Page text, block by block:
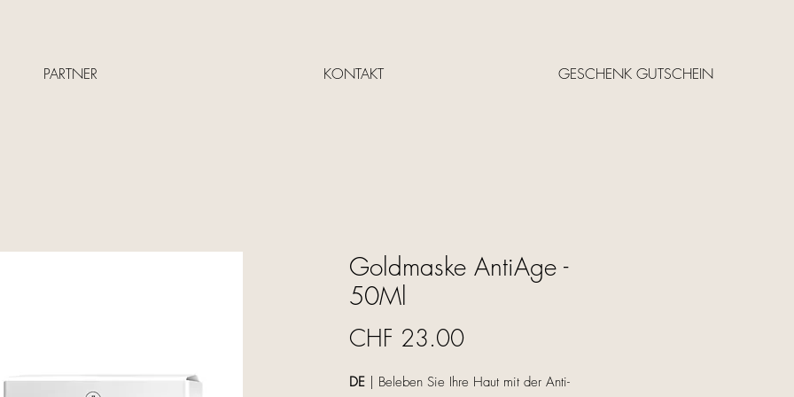
PARTNER KONTAKT GESCHENK GUTSCHEIN
Goldmaske AntiAge -
50Ml
CHF 23.00Price
DE | Beleben Sie Ihre Haut mit der Anti-